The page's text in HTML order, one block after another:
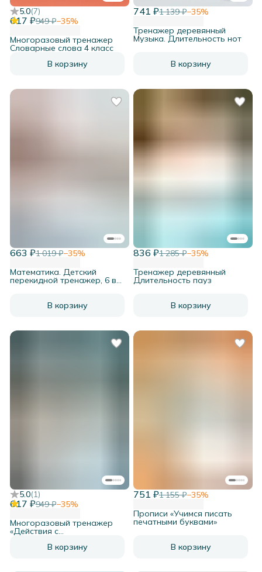
5.0(7)
617 ₽949 ₽−35%
Многоразовый тренажер
Словарные слова 4 класс
В корзину
741 ₽1 139 ₽−35%
Тренажер деревянный
Музыка. Длительность нот
В корзину
663 ₽1 019 ₽−35%
Математика. Детский
перекидной тренажер, 6 в
В корзину
836 ₽1 285 ₽−35%
Тренажер деревянный
Длительность пауз
В корзину
5.0(1)
617 ₽949 ₽−35%
Многоразовый тренажер
«Действия с
В корзину
751 ₽1 155 ₽−35%
Прописи «Учимся писать
печатными буквами»
В корзину